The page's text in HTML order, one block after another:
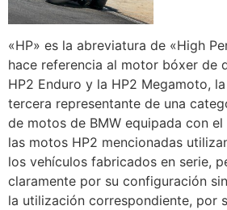
«HP» es la abreviatura de «High
hace referencia al motor bóxer de
HP2 Enduro y la HP2 Megamoto,
tercera representante de una
de motos de BMW equipada con
las motos HP2 mencionadas
los vehículos fabricados en serie,
claramente por su configuración
la utilización correspondiente, por